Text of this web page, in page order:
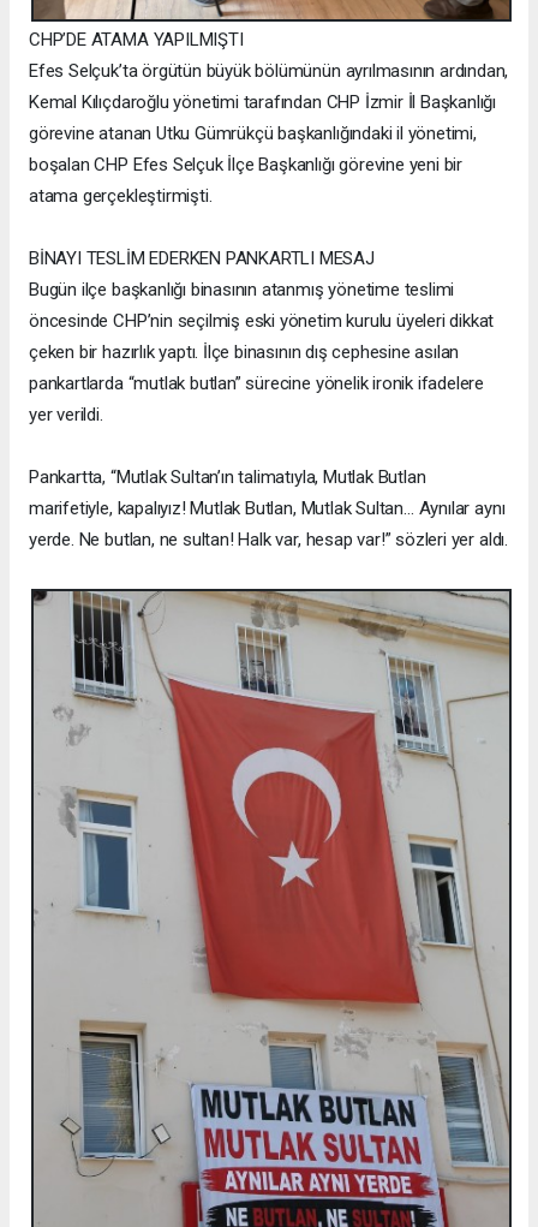
CHP’DE ATAMA YAPILMIŞTI
Efes Selçuk’ta örgütün büyük bölümünün ayrılmasının ardından,
Kemal Kılıçdaroğlu yönetimi tarafından CHP İzmir İl Başkanlığı
görevine atanan Utku Gümrükçü başkanlığındaki il yönetimi,
boşalan CHP Efes Selçuk İlçe Başkanlığı görevine yeni bir
atama gerçekleştirmişti.
BİNAYI TESLİM EDERKEN PANKARTLI MESAJ
Bugün ilçe başkanlığı binasının atanmış yönetime teslimi
öncesinde CHP’nin seçilmiş eski yönetim kurulu üyeleri dikkat
çeken bir hazırlık yaptı. İlçe binasının dış cephesine asılan
pankartlarda “mutlak butlan” sürecine yönelik ironik ifadelere
yer verildi.
Pankartta, “Mutlak Sultan’ın talimatıyla, Mutlak Butlan
marifetiyle, kapalıyız! Mutlak Butlan, Mutlak Sultan… Aynılar aynı
yerde. Ne butlan, ne sultan! Halk var, hesap var!” sözleri yer aldı.